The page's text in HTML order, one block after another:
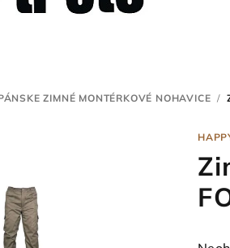
ZIMNÉ MONTÉRKOVÉ NOHAVICE /